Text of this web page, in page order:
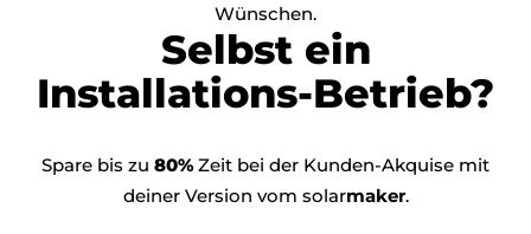
Wünschen.
Selbst ein
Installations-Betrieb?
Spare bis zu 80% Zeit bei der Kunden-Akquise mit
deiner Version vom solarmaker.